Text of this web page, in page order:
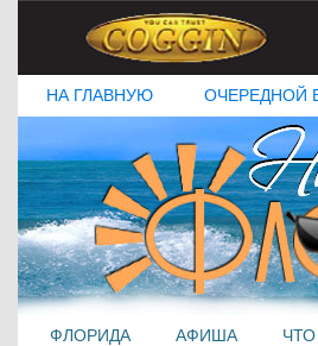
НА ГЛАВНУЮ ОЧЕРЕДНОЙ
ФЛОРИДА АФИША